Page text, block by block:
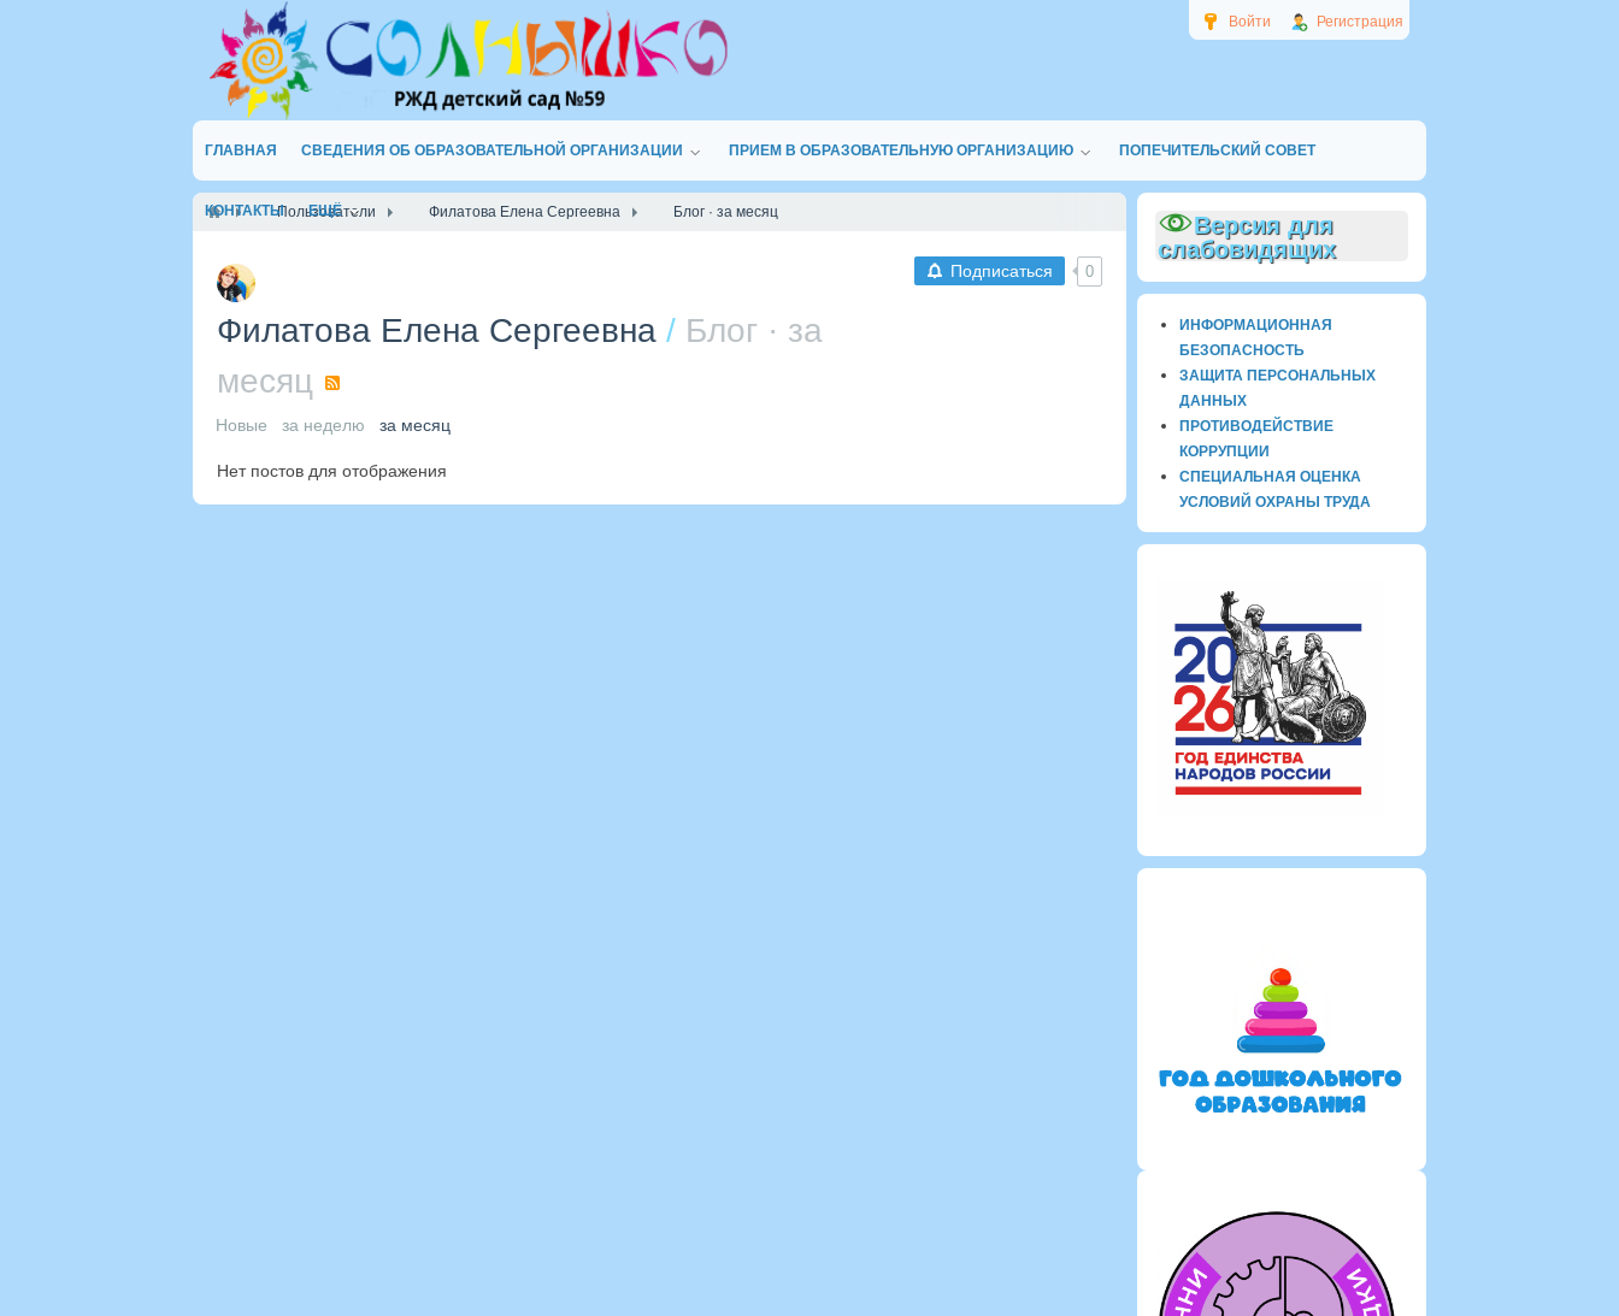
Войти Регистрация
ГЛАВНАЯ СВЕДЕНИЯ ОБ ОБРАЗОВАТЕЛЬНОЙ ОРГАНИЗАЦИИ ПРИЕМ В ОБРАЗОВАТЕЛЬНУЮ ОРГАНИЗАЦИЮ ПОПЕЧИТЕЛЬСКИЙ СОВЕТ
КОНТАКТЫ ЕЩЁ
Пользователи Филатова Елена Сергеевна Блог · за месяц
Подписаться 0
Филатова Елена Сергеевна / Блог · за
месяц
Новые за неделю за месяц
Нет постов для отображения
Версия для
слабовидящих
ИНФОРМАЦИОННАЯ
БЕЗОПАСНОСТЬ
ЗАЩИТА ПЕРСОНАЛЬНЫХ
ДАННЫХ
ПРОТИВОДЕЙСТВИЕ
КОРРУПЦИИ
СПЕЦИАЛЬНАЯ ОЦЕНКА
УСЛОВИЙ ОХРАНЫ ТРУДА